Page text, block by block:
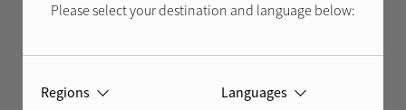
Please select your destination and language below:
Regions Languages